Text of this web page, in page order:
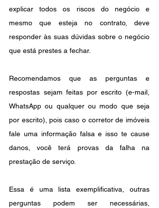
explicar todos os riscos do negócio e
mesmo que esteja no contrato, deve
responder às suas dúvidas sobre o negócio
que está prestes a fechar.
Recomendamos que as perguntas e
respostas sejam feitas por escrito (e-mail,
WhatsApp ou qualquer ou modo que seja
por escrito), pois caso o corretor de imóveis
fale uma informação falsa e isso te cause
danos, você terá provas da falha na
prestação de serviço.
Essa é uma lista exemplificativa, outras
perguntas podem ser necessárias,